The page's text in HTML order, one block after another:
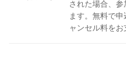
された場合、
ます。無料で
ャンセル料をお